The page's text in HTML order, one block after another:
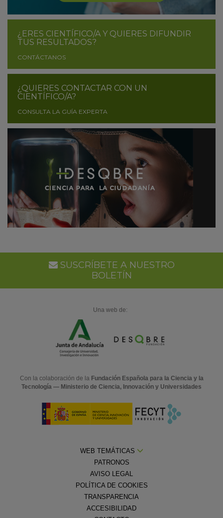
¿ERES CIENTÍFICO/A Y QUIERES DIFUNDIR
TUS RESULTADOS?
CONTÁCTANOS
¿QUIERES CONTACTAR CON UN
CIENTÍFICO/A?
CONSULTA LA GUÍA EXPERTA
SUSCRÍBETE A NUESTRO
BOLETÍN
Una web de:
Con la colaboración de la Fundación Española para la Ciencia y la
Tecnología — Ministerio de Ciencia, Innovación y Universidades
WEB TEMÁTICAS
PATRONOS
AVISO LEGAL
POLÍTICA DE COOKIES
TRANSPARENCIA
ACCESIBILIDAD